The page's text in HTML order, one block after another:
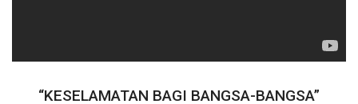
“KESELAMATAN BAGI BANGSA-BANGSA”